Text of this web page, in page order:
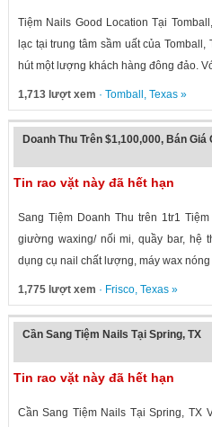
Tiệm Nails Good Location Tại
lạc tại trung tâm sầm uất của
hút một lượng khách hàng đông đảo.
1,713 lượt xem · Tomball , Texas»
Doanh Thu Trên $1,100,000, Bán Giá
Tin rao vặt này đã hết hạn
Sang Tiệm Doanh Thu trên 1tr1
giường waxing/ nối mi, quầy bar, hệ
dụng cụ nail chất lượng, máy wax
1,775 lượt xem · Frisco, Texas»
Cần Sang Tiệm Nails Tại Spring, TX
Tin rao vặt này đã hết hạn
Cần Sang Tiệm Nails Tại Spring, TX